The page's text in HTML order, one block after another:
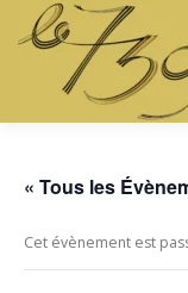
LES
« Tous les
Cet évènement est